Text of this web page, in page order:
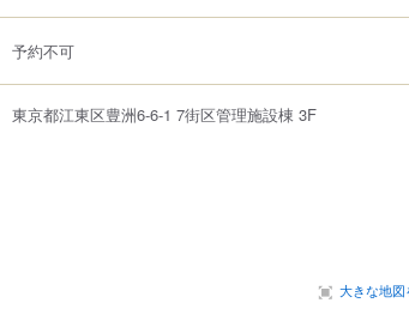
予約不可
東京都江東区豊洲6-6-1 7街区管理施設棟 3F
大きな地図